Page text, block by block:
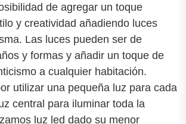
de agregar un toque
y creatividad añadiendo luces
Las luces pueden ser de
y formas y añadir un toque de
a cualquier habitación.
utilizar una pequeña luz para cada
central para iluminar toda la
luz led dado su menor